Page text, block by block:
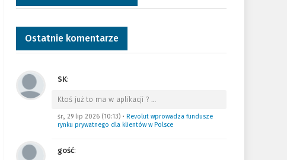
Ostatnie komentarze
SK:
Ktoś już to ma w aplikacji ? …
śr., 29 lip 2026 (10:13)• Revolut wprowadza fundusze
rynku prywatnego dla klientów w Polsce
gość: